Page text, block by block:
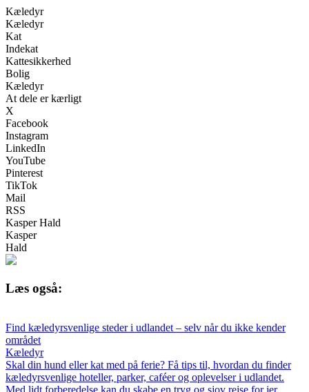
Kæledyr
Kæledyr
Kat
Indekat
Kattesikkerhed
Bolig
Kæledyr
At dele er kærligt
X
Facebook
Instagram
LinkedIn
YouTube
Pinterest
TikTok
Mail
RSS
Kasper Hald
Kasper
Hald
Læs også:
Find kæledyrsvenlige steder i udlandet – selv når du ikke kender
området
Kæledyr
Skal din hund eller kat med på ferie? Få tips til, hvordan du finder
kæledyrsvenlige hoteller, parker, caféer og oplevelser i udlandet.
Med lidt forberedelse kan du skabe en tryg og sjov rejse for jer